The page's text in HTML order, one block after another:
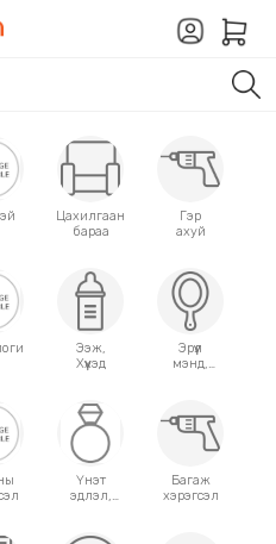
Цахилгаан
бараа
Гэр
ахуй
Ээж,
Хүүхэд
Эрүүл
мэнд,
Үнэт
эдлэл,
Багаж
хэрэгсэл